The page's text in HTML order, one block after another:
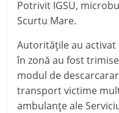
Potrivit IGSU,
Scurtu Mare.
Autoritățile au
în zonă au fost
modul de
transport victime
ambulanțe ale